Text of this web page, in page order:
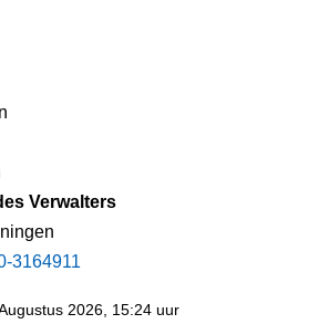
Verwalters
3164911
2026, 15:24 uur